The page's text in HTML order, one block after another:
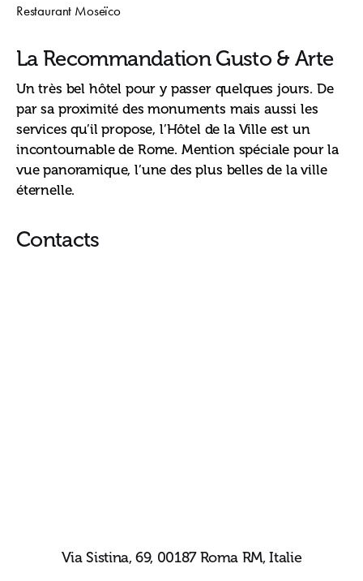
Restaurant Moseïco
La Recommandation Gusto & Arte
Un très bel hôtel pour y passer quelques jours. De
par sa proximité des monuments mais aussi les
services qu’il propose, l’Hôtel de la Ville est un
incontournable de Rome. Mention spéciale pour la
vue panoramique, l’une des plus belles de la ville
éternelle.
Contacts
Via Sistina, 69, 00187 Roma RM, Italie